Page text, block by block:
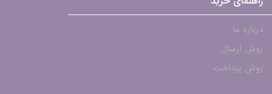
درباره ما
روش ارسال
روش پرداخت